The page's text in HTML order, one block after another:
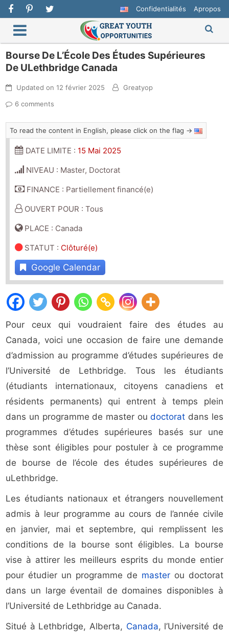
Confidentialités Apropos
Bourse De L’École Des Études Supérieures
De ULethbridge Canada
Updated on12 février 2025
Greatyop
6 comments
To read the content in English, please click on the flag →
DATE LIMITE : 15 Mai 2025
NIVEAU : Master, Doctorat
FINANCE : Partiellement financé(e)
OUVERT POUR : Tous
PLACE : Canada
STATUT : Clôturé(e)
Google Calendar
Pour ceux qui voudraient faire des études au
Canada, voici une occasion de faire une demande
d’admission au programme d’études supérieures de
l’Université de Lethbridge. Tous les étudiants
(étudiants internationaux, citoyens canadiens et
résidents permanents) qui entrent à temps plein
dans un programme de master oudoctorat dans les
programmes d’études supérieures basés sur une
thèse sont éligibles pour postuler à ce programme
de bourse de l’école des études supérieures de
uLethbridge.
Les étudiants nationaux et étrangers nouvellement
admis à leur programme au cours de l’année civile
en janvier, mai et septembre, qui remplissent les
conditions de la bourse sont éligibles. La bourse
vise à attirer les meilleurs esprits du monde entier
pour étudier un programme de masterou doctorat
dans un large éventail de domaines disponibles à
l’Université de Lethbridge au Canada.
Situé à Lethbridge, Alberta, Canada, l’Université de